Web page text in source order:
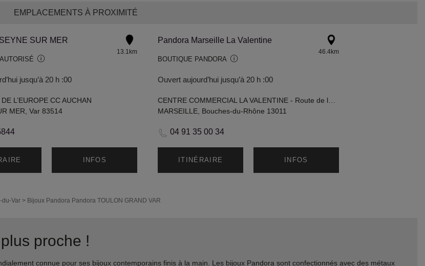
EMPLACEMENTS À PROXIMITÉ
SUR MER
jusqu’à 20 h :00
13.1km
L’EUROPE CC AUCHAN
MER, Var 83514
INFOS
Pandora Marseille La Valentine
BOUTIQUE PANDORA
Ouvert aujourd’hui jusqu’à 20 h :00
46.4km
MARSEILLE, Bouches-du-Rhône 13011
04 91 35 00 34
ITINÉRAIRE INFOS
du-Var > Bijoux Pandora Pandora TOULON GRAND VAR
proche !
connue pour ses bijoux contemporains finis à la main. Les bijoux Pandora sont confectionnés avec des métaux